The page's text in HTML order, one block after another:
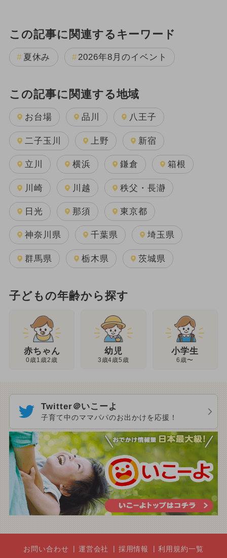
この記事に関連するキーワード
夏休み 2026年8月のイベント
この記事に関連する地域
お台場 品川 八王子
二子玉川 上野 新宿
立川 横浜 鎌倉 箱根
川崎 川越 秩父・長瀞
日光 那須 東京都
神奈川県 千葉県 埼玉県
群馬県 栃木県 茨城県
子どもの年齢から探す
赤ちゃん
0歳1歳2歳
幼児
3歳4歳5歳
小学生
6歳〜
Twitter＠いこーよ
子育て中のママパパのお出かけを応援！
お問い合わせ 運営会社 採用情報 利用規約一覧